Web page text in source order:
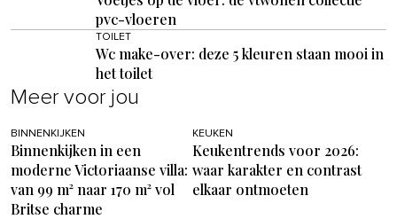
pvc-vloeren
TOILET
Wc make-over: deze 5 kleuren staan mooi in
het toilet
Meer voor jou
BINNENKIJKEN
Binnenkijken in een
moderne Victoriaanse villa:
van 99 m² naar 170 m² vol
Britse charme
KEUKEN
Keukentrends voor 2026:
waar karakter en contrast
elkaar ontmoeten